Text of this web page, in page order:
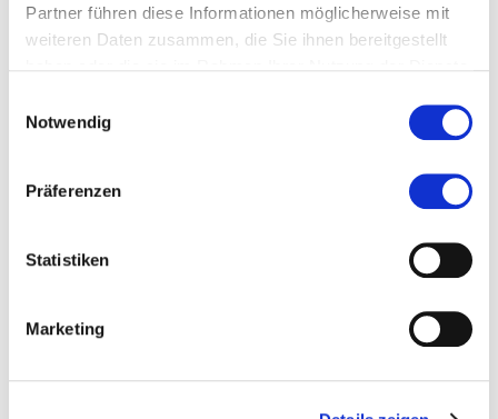
Partner führen diese Informationen möglicherweise mit
weiteren Daten zusammen, die Sie ihnen bereitgestellt
Notwendig
Präferenzen
Statistiken
Marketing
Kontakt
Themen, die der Person zugeordnet sind:
Taxation